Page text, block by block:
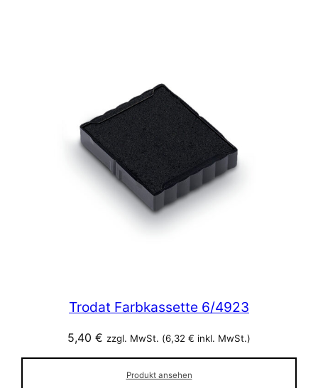
Trodat Farbkassette 6/4923
5,40 € zzgl. MwSt. (6,32 € inkl. MwSt.)
Produkt ansehen